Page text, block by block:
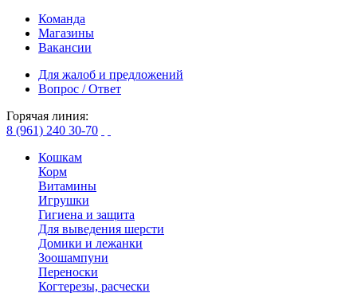
Команда
Магазины
Вакансии
Для жалоб и предложений
Вопрос / Ответ
Горячая линия:
8 (961) 240 30-70
Кошкам
Корм
Витамины
Игрушки
Гигиена и защита
Для выведения шерсти
Домики и лежанки
Зоошампуни
Переноски
Когтерезы, расчески